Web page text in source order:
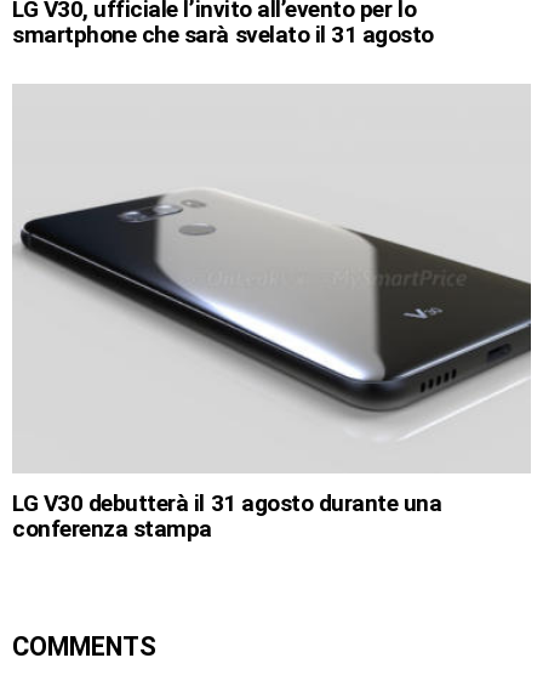
LG V30, ufficiale l’invito all’evento per lo
smartphone che sarà svelato il 31 agosto
LG V30 debutterà il 31 agosto durante una
conferenza stampa
COMMENTS